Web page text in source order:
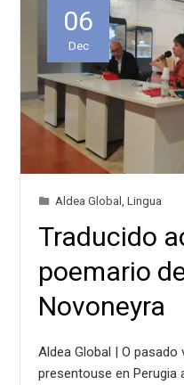
06
Dec
Aldea Global ,Lingua
Traducido
poemario
Novoneyra
Aldea Global | O
presentouse en Perugia